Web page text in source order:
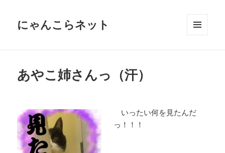
にゃんこらネット
あやこ姉さんっ（汗）
いったい何を見たんだ
っ！！！